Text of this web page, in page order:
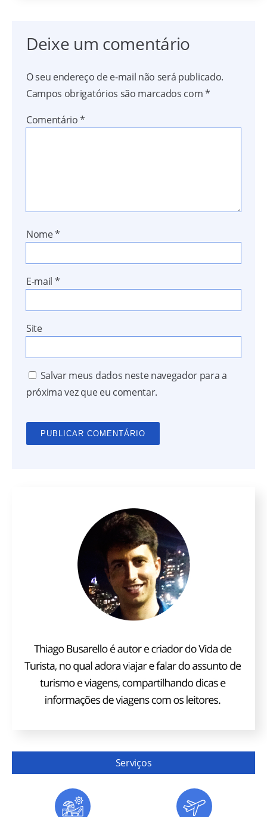
Deixe um comentário
O seu endereço de e-mail não será publicado.
Campos obrigatórios são marcados com*
Comentário*
Nome*
E-mail *
Site
Salvar meus dados neste navegador para a
próxima vez que eu comentar.
Serviços